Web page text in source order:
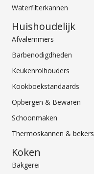
Waterfilterkannen
Huishoudelijk
Afvalemmers
Barbenodigdheden
Keukenrolhouders
Kookboekstandaards
Opbergen & Bewaren
Schoonmaken
Thermoskannen & bekers
Koken
Bakgerei